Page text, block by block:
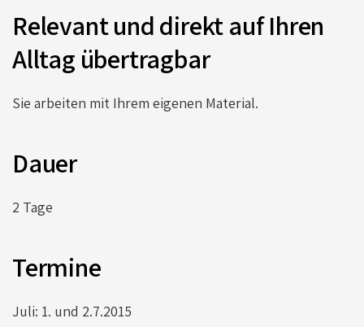
Relevant und direkt auf Ihren
Alltag übertragbar
Sie arbeiten mit Ihrem eigenen Material.
Dauer
2 Tage
Termine
Juli: 1. und 2.7.2015